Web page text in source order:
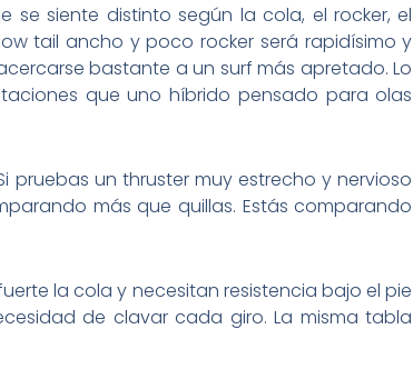
se siente distinto según la cola, el rocker, el
tail ancho y poco rocker será rapidísimo y
bastante a un surf más apretado. Lo
que uno híbrido pensado para olas
pruebas un thruster muy estrecho y nervioso
más que quillas. Estás comparando
la cola y necesitan resistencia bajo el pie
de clavar cada giro. La misma tabla